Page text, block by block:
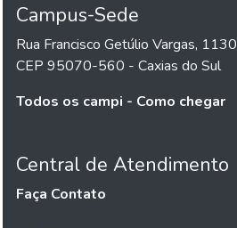
Campus-Sede
Rua Francisco Getúlio Vargas, 1130
CEP 95070-560 - Caxias do Sul
Todos os campi - Como chegar
Central de Atendimento
Faça Contato